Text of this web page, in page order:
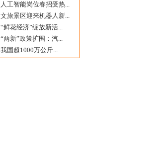
人工智能岗位春招受热...
文旅景区迎来机器人新...
“鲜花经济”绽放新活...
“两新”政策扩围：汽...
我国超1000万公斤...